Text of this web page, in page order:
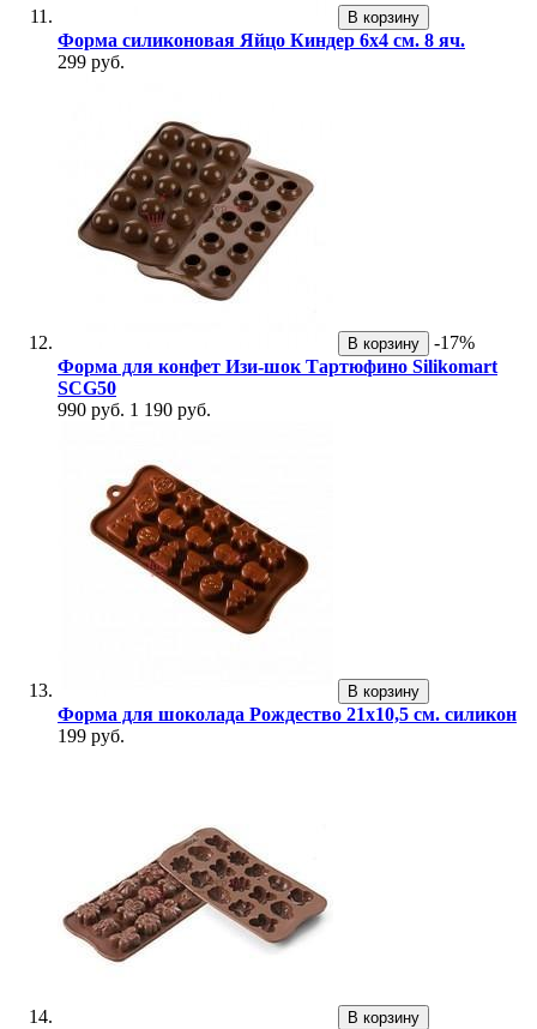
В корзину
Форма силиконовая Яйцо Киндер 6х4 см. 8 яч.
299 руб.
В корзину
-17%
Форма для конфет Изи-шок Тартюфино Silikomart
SCG50
990 руб. 1 190 руб.
В корзину
Форма для шоколада Рождество 21x10,5 см. силикон
199 руб.
В корзину